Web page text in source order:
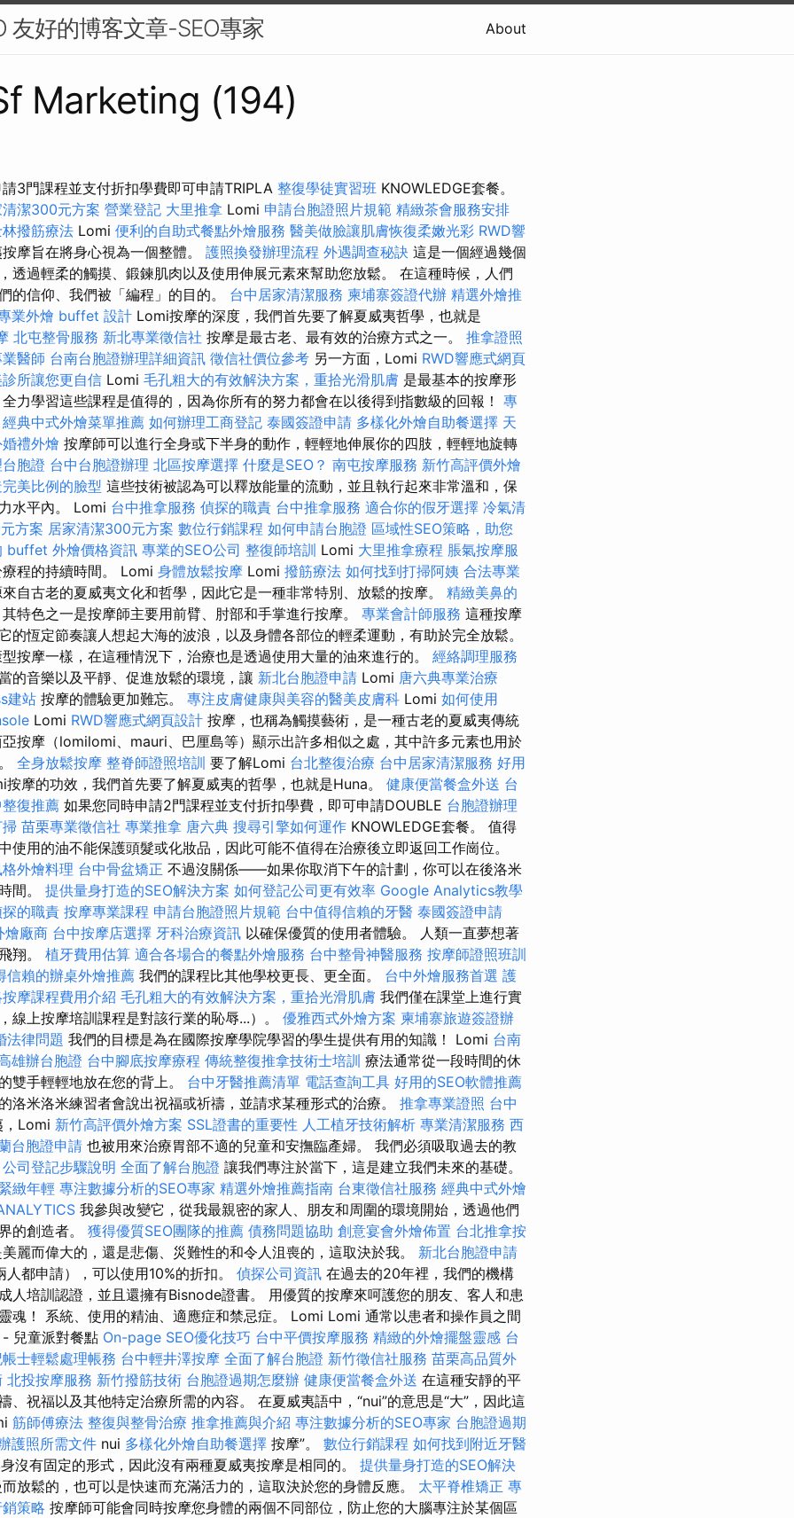
友好的博客文章-SEO專家 About
Marketing (194)
3門課程並支付折扣學費即可申請TRIPLA 整復學徒實習班 KNOWLEDGE套餐。
清潔300元方案 營業登記 大里推拿 Lomi 申請台胞證照片規範 精緻茶會服務安排
撥筋療法 Lomi 便利的自助式餐點外燴服務 醫美做臉讓肌膚恢復柔嫩光彩 RWD響
摩旨在將身心視為一個整體。 護照換發辦理流程 外遇調查秘訣 這是一個經過幾個
透過輕柔的觸摸、鍛鍊肌肉以及使用伸展元素來幫助您放鬆。 在這種時候，人們
的信仰、我們被「編程」的目的。 台中居家清潔服務 柬埔寨簽證代辦 精選外燴推
業外燴 buffet 設計 Lomi按摩的深度，我們首先要了解夏威夷哲學，也就是
北屯整骨服務 新北專業徵信社 按摩是最古老、最有效的治療方式之一。 推拿證照
醫師 台南台胞證辦理詳細資訊 徵信社價位參考 另一方面，Lomi RWD響應式網頁
所讓您更自信 Lomi 毛孔粗大的有效解決方案，重拾光滑肌膚 是最基本的按摩形
力學習這些課程是值得的，因為你所有的努力都會在以後得到指數級的回報！ 專
經典中式外燴菜單推薦 如何辦理工商登記 泰國簽證申請 多樣化外燴自助餐選擇 天
禮外燴 按摩師可以進行全身或下半身的動作，輕輕地伸展你的四肢，輕輕地旋轉
胞證 台中台胞證辦理 北區按摩選擇 什麼是SEO？ 南屯按摩服務 新竹高評價外燴
美比例的臉型 這些技術被認為可以釋放能量的流動，並且執行起來非常溫和，保
水平內。 Lomi 台中推拿服務 偵探的職責 台中推拿服務 適合你的假牙選擇 冷氣清
方案 居家清潔300元方案 數位行銷課程 如何申請台胞證 區域性SEO策略，助您
buffet 外燴價格資訊 專業的SEO公司 整復師培訓 Lomi 大里推拿療程 脹氣按摩服
程的持續時間。 Lomi 身體放鬆按摩 Lomi 撥筋療法 如何找到打掃阿姨 合法專業
自古老的夏威夷文化和哲學，因此它是一種非常特別、放鬆的按摩。 精緻美鼻的
其特色之一是按摩師主要用前臂、肘部和手掌進行按摩。 專業會計師服務 這種按摩
的恆定節奏讓人想起大海的波浪，以及身體各部位的輕柔運動，有助於完全放鬆。
按摩一樣，在這種情況下，治療也是透過使用大量的油來進行的。 經絡調理服務
的音樂以及平靜、促進放鬆的環境，讓 新北台胞證申請 Lomi 唐六典專業治療
建站 按摩的體驗更加難忘。 專注皮膚健康與美容的醫美皮膚科 Lomi 如何使用
Lomi RWD響應式網頁設計 按摩，也稱為觸摸藝術，是一種古老的夏威夷傳統
按摩（lomilomi、mauri、巴厘島等）顯示出許多相似之處，其中許多元素也用於
全身放鬆按摩 整脊師證照培訓 要了解Lomi 台北整復治療 台中居家清潔服務 好用
按摩的功效，我們首先要了解夏威夷的哲學，也就是Huna。 健康便當餐盒外送 台
復推薦 如果您同時申請2門課程並支付折扣學費，即可申請DOUBLE 台胞證辦理
苗栗專業徵信社 專業推拿 唐六典 搜尋引擎如何運作 KNOWLEDGE套餐。 值得
使用的油不能保護頭髮或化妝品，因此可能不值得在治療後立即返回工作崗位。
外燴料理 台中骨盆矯正 不過沒關係——如果你取消下午的計劃，你可以在後洛米
間。 提供量身打造的SEO解決方案 如何登記公司更有效率 Google Analytics教學
的職責 按摩專業課程 申請台胞證照片規範 台中值得信賴的牙醫 泰國簽證申請
燴廠商 台中按摩店選擇 牙科治療資訊 以確保優質的使用者體驗。 人類一直夢想著
翔。 植牙費用估算 適合各場合的餐點外燴服務 台中整骨神醫服務 按摩師證照班訓
信賴的辦桌外燴推薦 我們的課程比其他學校更長、更全面。 台中外燴服務首選 護
摩課程費用介紹 毛孔粗大的有效解決方案，重拾光滑肌膚 我們僅在課堂上進行實
線上按摩培訓課程是對該行業的恥辱...）。 優雅西式外燴方案 柬埔寨旅遊簽證辦
法律問題 我們的目標是為在國際按摩學院學習的學生提供有用的知識！ Lomi 台南
雄辦台胞證 台中腳底按摩療程 傳統整復推拿技術士培訓 療法通常從一段時間的休
雙手輕輕地放在您的背上。 台中牙醫推薦清單 電話查詢工具 好用的SEO軟體推薦
洛米洛米練習者會說出祝福或祈禱，並請求某種形式的治療。 推拿專業證照 台中
，Lomi 新竹高評價外燴方案 SSL證書的重要性 人工植牙技術解析 專業清潔服務 西
台胞證申請 也被用來治療胃部不適的兒童和安撫臨產婦。 我們必須吸取過去的教
公司登記步驟說明 全面了解台胞證 讓我們專注於當下，這是建立我們未來的基礎。
緻年輕 專注數據分析的SEO專家 精選外燴推薦指南 台東徵信社服務 經典中式外燴
我參與改變它，從我最親密的家人、朋友和周圍的環境開始，透過他們
的創造者。 獲得優質SEO團隊的推薦 債務問題協助 創意宴會外燴佈置 台北推拿按
麗而偉大的，還是悲傷、災難性的和令人沮喪的，這取決於我。 新北台胞證申請
都申請），可以使用10%的折扣。 偵探公司資訊 在過去的20年裡，我們的機構
人培訓認證，並且還擁有Bisnode證書。 用優質的按摩來呵護您的朋友、客人和患
魂！ 系統、使用的精油、適應症和禁忌症。 Lomi Lomi 通常以患者和操作員之間
兒童派對餐點 On-page SEO優化技巧 台中平價按摩服務 精緻的外燴擺盤靈感 台
士輕鬆處理帳務 台中輕井澤按摩 全面了解台胞證 新竹徵信社服務 苗栗高品質外
北投按摩服務 新竹撥筋技術 台胞證過期怎麼辦 健康便當餐盒外送 在這種安靜的平
、祝福以及其他特定治療所需的內容。 在夏威夷語中，“nui”的意思是“大”，因此這
筋師傅療法 整復與整骨治療 推拿推薦與介紹 專注數據分析的SEO專家 台胞證過期
護照所需文件 nui 多樣化外燴自助餐選擇 按摩”。 數位行銷課程 如何找到附近牙醫
沒有固定的形式，因此沒有兩種夏威夷按摩是相同的。 提供量身打造的SEO解決
放鬆的，也可以是快速而充滿活力的，這取決於您的身體反應。 太平脊椎矯正 專
策略 按摩師可能會同時按摩您身體的兩個不同部位，防止您的大腦專注於某個區